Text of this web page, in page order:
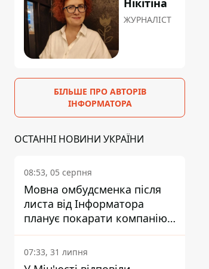
Нікітіна
ЖУРНАЛІСТ
БІЛЬШЕ ПРО АВТОРІВ
ІНФОРМАТОРА
ОСТАННІ НОВИНИ УКРАЇНИ
08:53, 05 серпня
Мовна омбудсменка після
листа від Інформатора
планує покарати компанію-
підрядника ПриватБанку
07:33, 31 липня